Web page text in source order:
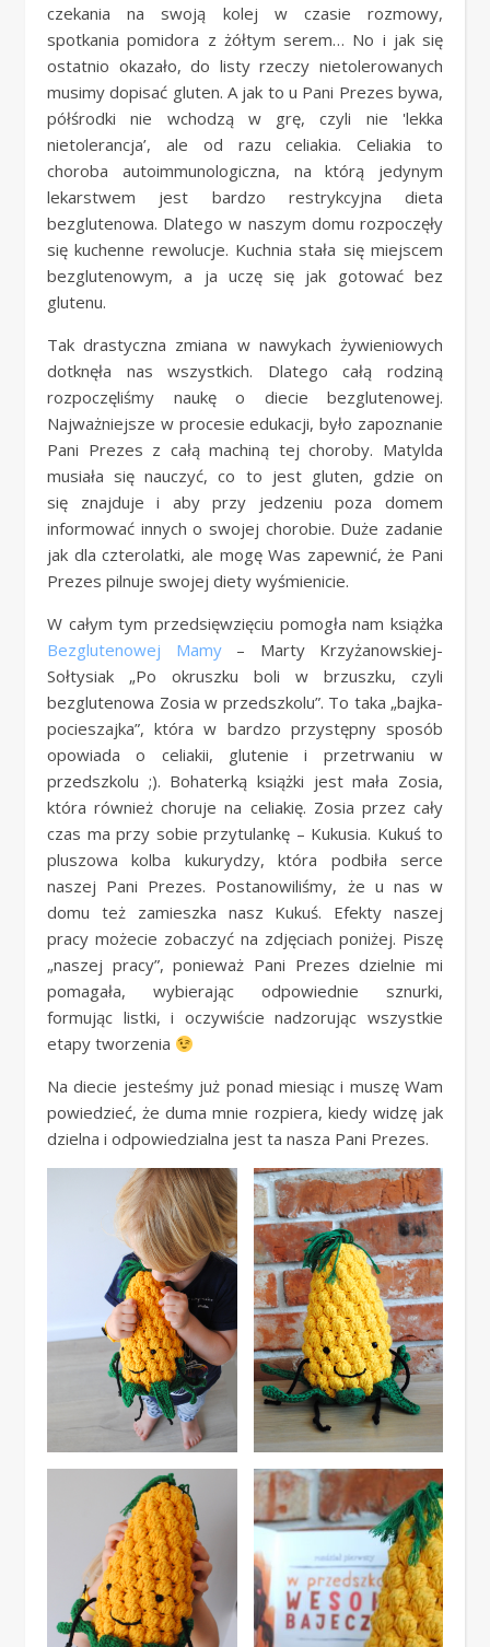
czekania na swoją kolej w czasie rozmowy,
spotkania pomidora z żółtym serem… No i jak się
ostatnio okazało, do listy rzeczy nietolerowanych
musimy dopisać gluten. A jak to u Pani Prezes bywa,
półśrodki nie wchodzą w grę, czyli nie 'lekka
nietolerancja’, ale od razu celiakia. Celiakia to
choroba autoimmunologiczna, na którą jedynym
lekarstwem jest bardzo restrykcyjna dieta
bezglutenowa. Dlatego w naszym domu rozpoczęły
się kuchenne rewolucje. Kuchnia stała się miejscem
bezglutenowym, a ja uczę się jak gotować bez
glutenu.
Tak drastyczna zmiana w nawykach żywieniowych
dotknęła nas wszystkich. Dlatego całą rodziną
rozpoczęliśmy naukę o diecie bezglutenowej.
Najważniejsze w procesie edukacji, było zapoznanie
Pani Prezes z całą machiną tej choroby. Matylda
musiała się nauczyć, co to jest gluten, gdzie on
się znajduje i aby przy jedzeniu poza domem
informować innych o swojej chorobie. Duże zadanie
jak dla czterolatki, ale mogę Was zapewnić, że Pani
Prezes pilnuje swojej diety wyśmienicie.
W całym tym przedsięwzięciu pomogła nam książka
Bezglutenowej Mamy– Marty Krzyżanowskiej-
Sołtysiak „Po okruszku boli w brzuszku, czyli
bezglutenowa Zosia w przedszkolu”. To taka „bajka-
pocieszajka”, która w bardzo przystępny sposób
opowiada o celiakii, glutenie i przetrwaniu w
przedszkolu ;). Bohaterką książki jest mała Zosia,
która również choruje na celiakię. Zosia przez cały
czas ma przy sobie przytulankę – Kukusia. Kukuś to
pluszowa kolba kukurydzy, która podbiła serce
naszej Pani Prezes. Postanowiliśmy, że u nas w
domu też zamieszka nasz Kukuś. Efekty naszej
pracy możecie zobaczyć na zdjęciach poniżej. Piszę
„naszej pracy”, ponieważ Pani Prezes dzielnie mi
pomagała, wybierając odpowiednie sznurki,
formując listki, i oczywiście nadzorując wszystkie
etapy tworzenia
Na diecie jesteśmy już ponad miesiąc i muszę Wam
powiedzieć, że duma mnie rozpiera, kiedy widzę jak
dzielna i odpowiedzialna jest ta nasza Pani Prezes.